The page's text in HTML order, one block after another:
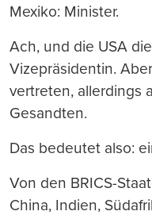
Mexiko: Minister.
Ach, und die USA
Vizepräsidentin.
vertreten, allerdings
Gesandten.
Das bedeutet also:
Von den BRICS-
China, Indien,